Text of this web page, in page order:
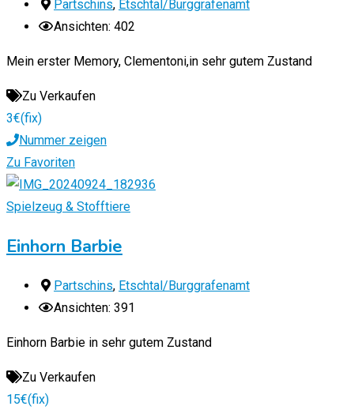
Partschins, Etschtal/Burggrafenamt
Ansichten: 402
Mein erster Memory, Clementoni,in sehr gutem Zustand
Zu Verkaufen
3€(fix)
Nummer zeigen
Zu Favoriten
Spielzeug & Stofftiere
Einhorn Barbie
Partschins, Etschtal/Burggrafenamt
Ansichten: 391
Einhorn Barbie in sehr gutem Zustand
Zu Verkaufen
15€(fix)